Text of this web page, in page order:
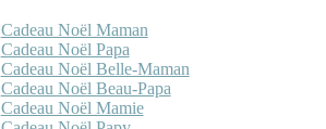
Cadeau Noël Maman
Cadeau Noël Papa
Cadeau Noël Belle-Maman
Cadeau Noël Beau-Papa
Cadeau Noël Mamie